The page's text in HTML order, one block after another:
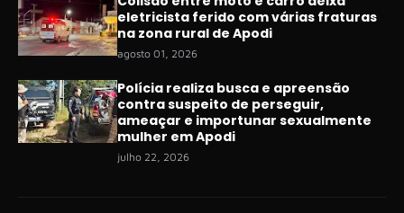
eletricista ferido com várias fraturas
na zona rural de Apodi
agosto 01, 2026
Polícia realiza busca e apreensão
contra suspeito de perseguir,
ameaçar e importunar sexualmente
mulher em Apodi
julho 22, 2026